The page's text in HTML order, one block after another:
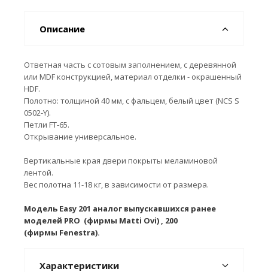
Описание
Ответная часть с сотовым заполнением, с деревянной
или MDF конструкцией, материал отделки - окрашенный
HDF.
Полотно: толщиной 40 мм, с фальцем, белый цвет (NCS S
0502-Y).
Петли FT-65.
Открывание универсальное.
Вертикальные края двери покрыты меламиновой
лентой.
Вес полотна 11-18 кг, в зависимости от размера.
Модель Easy 201 аналог выпускавшихся ранее
моделей PRO (фирмы Matti Ovi) , 200
(фирмы Fenestra).
Характеристики